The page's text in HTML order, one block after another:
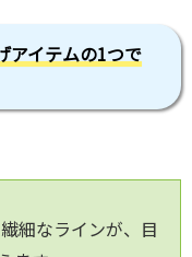
アイテムの1つで
細なラインが、目